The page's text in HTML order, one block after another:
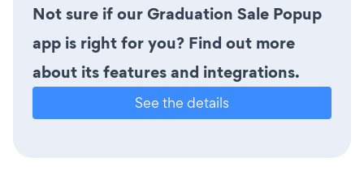
Not sure if our Graduation Sale Popup
app is right for you? Find out more
about its features and integrations.
See the details